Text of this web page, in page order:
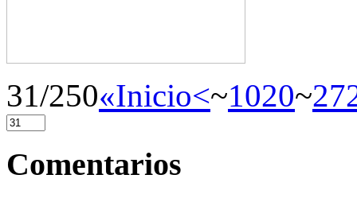
31/250«Inicio<~1020~27
Comentarios